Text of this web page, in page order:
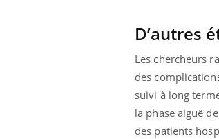
D’autres
Les chercheurs
des
suivi à long
la phase aiguë
des patients